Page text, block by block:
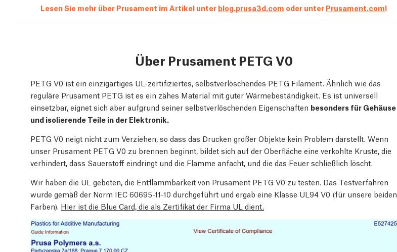
Lesen Sie mehr über Prusament im Artikel unter blog.prusa3d.com oder unter Prusament.com!
Über Prusament PETG V0
PETG V0 ist ein einzigartiges UL-zertifiziertes, selbstverlöschendes PETG Filament. Ähnlich wie das
reguläre Prusament PETG ist es ein zähes Material mit guter Wärmebeständigkeit. Es ist universell
einsetzbar, eignet sich aber aufgrund seiner selbstverlöschenden Eigenschaften besonders für Gehäuse
und isolierende Teile in der Elektronik.
PETG V0 neigt nicht zum Verziehen, so dass das Drucken großer Objekte kein Problem darstellt. Wenn
unser Prusament PETG V0 zu brennen beginnt, bildet sich auf der Oberfläche eine verkohlte Kruste, die
verhindert, dass Sauerstoff eindringt und die Flamme anfacht, und die das Feuer schließlich löscht.
Wir haben die UL gebeten, die Entflammbarkeit von Prusament PETG V0 zu testen. Das Testverfahren
wurde gemäß der Norm IEC 60695-11-10 durchgeführt und ergab eine Klasse UL94 V0 (für unsere beiden
Farben). Hier ist die Blue Card, die als Zertifikat der Firma UL dient.